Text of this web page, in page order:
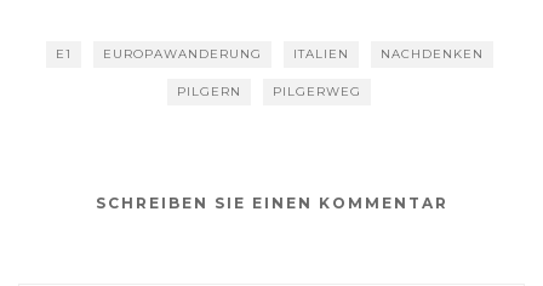
E1 EUROPAWANDERUNG ITALIEN NACHDENKEN
PILGERN PILGERWEG
SCHREIBEN SIE EINEN KOMMENTAR